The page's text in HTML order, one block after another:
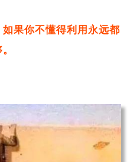
果你不懂得利用永远都